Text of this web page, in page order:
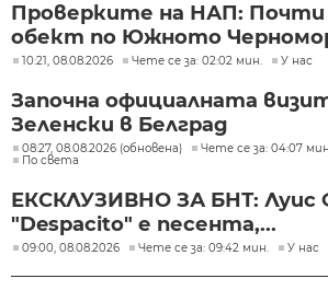
Проверките на НАП: Почти
обект по Южното
10:21, 08.08.2026 Чете се за: 02:02 мин. У нас
Започна официалната
Зеленски в Белград
08:27, 08.08.2026 (обновена)
Чете се за: 04:07
По света
ЕКСКЛУЗИВНО ЗА БНТ: Луис
"Despacito" е песента,...
09:00, 08.08.2026 Чете се за: 09:42 мин. У нас